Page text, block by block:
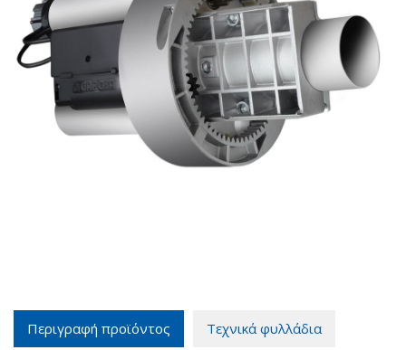
Περιγραφή προϊόντος Τεχνικά φυλλάδια